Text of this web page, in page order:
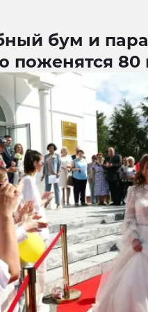
бум и
поженятся 80